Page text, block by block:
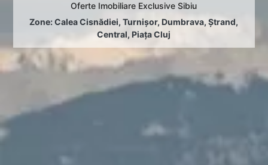
Oferte Imobiliare Exclusive Sibiu
Zone:Calea Cisnădiei,Turnișor, Dumbrava,Ștrand,
Central, Piața Cluj